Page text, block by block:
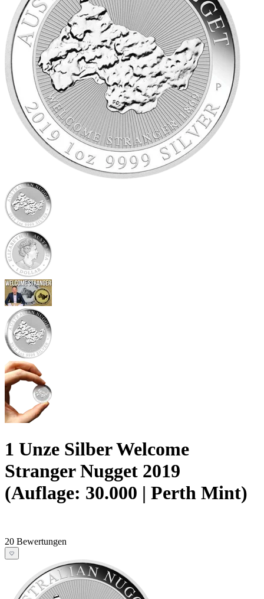
1 Unze Silber Welcome
Stranger Nugget 2019
(Auflage: 30.000 | Perth Mint)
20 Bewertungen